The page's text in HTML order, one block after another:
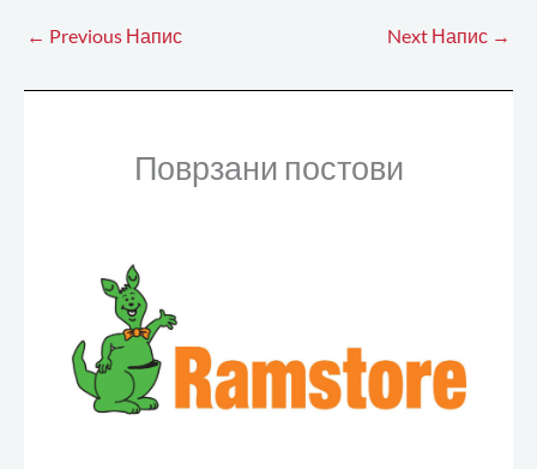
← Previous Напис Next Напис →
Поврзани постови